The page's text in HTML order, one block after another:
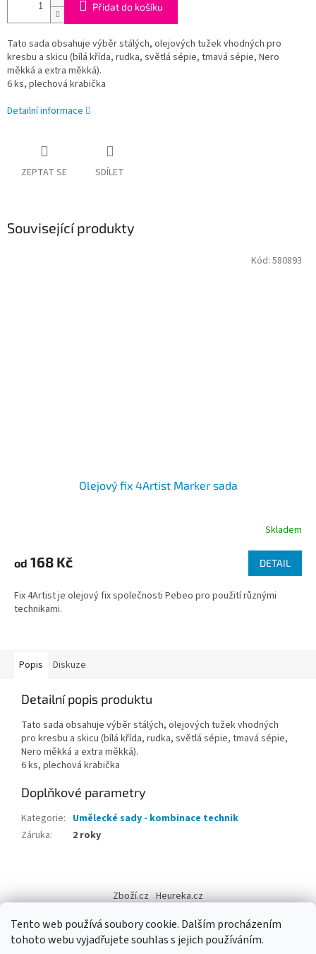
Tento web používá soubory cookie. Dalším procházením
tohoto webu vyjadřujete souhlas s jejich používáním.
Přidat do košíku
Tato sada obsahuje výběr stálých, olejových tužek vhodných pro
kresbu a skicu (bílá křída, rudka, světlá sépie, tmavá sépie, Nero
měkká a extra měkká).
6 ks, plechová krabička
Detailní informace
ZEPTAT SE SDÍLET
Související produkty
Olejový fix 4Artist Marker sada
Skladem
od 168 Kč DETAIL
Fix 4Artist je olejový fix společnosti Pebeo pro použití různými
technikami.
Kód: 580893
Popis Diskuze
Detailní popis produktu
Tato sada obsahuje výběr stálých, olejových tužek vhodných
pro kresbu a skicu (bílá křída, rudka, světlá sépie, tmavá sépie,
Nero měkká a extra měkká).
6 ks, plechová krabička
Doplňkové parametry
Kategorie: Umělecké sady - kombinace technik
Záruka: 2 roky
p
Zboží.cz Heureka.cz